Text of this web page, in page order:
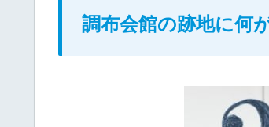
調布会館の跡地に何